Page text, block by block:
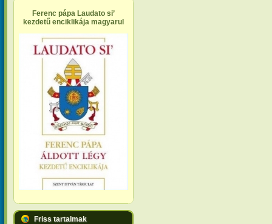
Ferenc pápa Laudato si’
kezdetű enciklikája magyarul
Friss tartalmak